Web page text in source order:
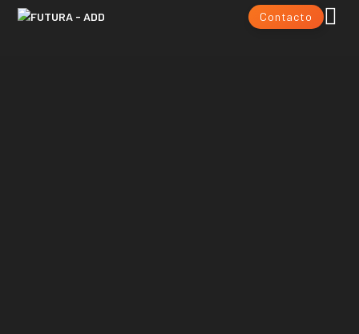
Contacto